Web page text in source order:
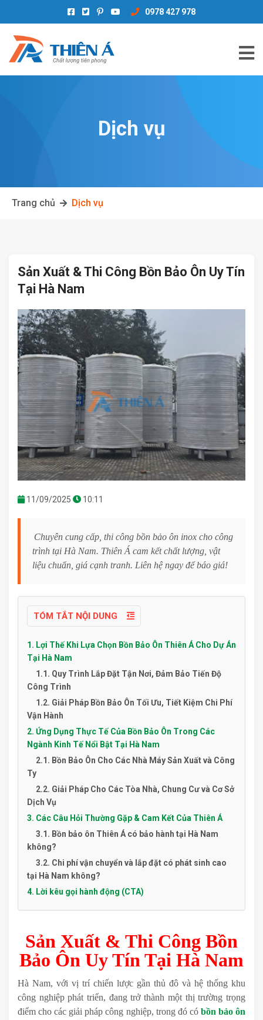
0978 427 978
Dịch vụ
Trang chủ Dịch vụ
Sản Xuất & Thi Công Bồn Bảo Ôn Uy Tín
Tại Hà Nam
11/09/2025 10:11
Chuyên cung cấp, thi công bồn bảo ôn inox cho công
trình tại Hà Nam. Thiên Á cam kết chất lượng, vật
liệu chuẩn, giá cạnh tranh. Liên hệ ngay để báo giá!
TÓM TẮT NỘI DUNG
1. Lợi Thế Khi Lựa Chọn Bồn Bảo Ôn Thiên Á Cho Dự Án
Tại Hà Nam
1.1. Quy Trình Lắp Đặt Tận Nơi, Đảm Bảo Tiến Độ
Công Trình
1.2. Giải Pháp Bồn Bảo Ôn Tối Ưu, Tiết Kiệm Chi Phí
Vận Hành
2. Ứng Dụng Thực Tế Của Bồn Bảo Ôn Trong Các
Ngành Kinh Tế Nổi Bật Tại Hà Nam
2.1. Bồn Bảo Ôn Cho Các Nhà Máy Sản Xuất và Công
Ty
2.2. Giải Pháp Cho Các Tòa Nhà, Chung Cư và Cơ Sở
Dịch Vụ
3. Các Câu Hỏi Thường Gặp & Cam Kết Của Thiên Á
3.1. Bồn bảo ôn Thiên Á có bảo hành tại Hà Nam
không?
3.2. Chi phí vận chuyển và lắp đặt có phát sinh cao
tại Hà Nam không?
4. Lời kêu gọi hành động (CTA)
Sản Xuất & Thi Công Bồn
Bảo Ôn Uy Tín Tại Hà Nam
Hà Nam, với vị trí chiến lược gần thủ đô và hệ thống khu
công nghiệp phát triển, đang trở thành một thị trường trọng
điểm cho các giải pháp công nghiệp, trong đó có bồn bảo ôn